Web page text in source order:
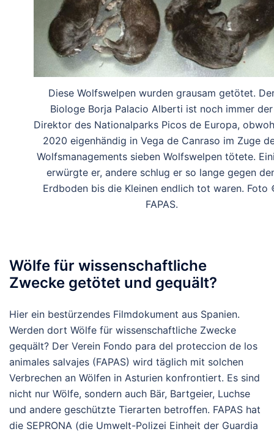
Diese Wolfswelpen wurden grausam getötet.
Biologe Borja Palacio Alberti ist noch immer der
Direktor des Nationalparks Picos de Europa,
2020 eigenhändig in Vega de Canraso im Zuge
Wolfsmanagements sieben Wolfswelpen tötete.
erwürgte er, andere schlug er so lange gegen
Erdboden bis die Kleinen endlich tot waren. Foto
FAPAS.
Wölfe für wissenschaftliche
Zwecke getötet und gequält?
Hier ein bestürzendes Filmdokument aus Spanien.
Werden dort Wölfe für wissenschaftliche Zwecke
gequält? Der Verein Fondo para del proteccion de los
animales salvajes (FAPAS) wird täglich mit solchen
Verbrechen an Wölfen in Asturien konfrontiert. Es sind
nicht nur Wölfe, sondern auch Bär, Bartgeier, Luchse
und andere geschützte Tierarten betroffen. FAPAS hat
die SEPRONA (die Umwelt-Polizei Einheit der Guardia